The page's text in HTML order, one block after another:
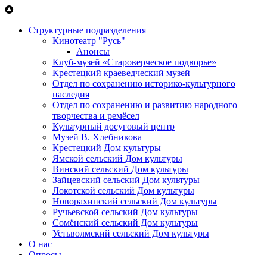
Перейти к основному содержанию
Структурные подразделения
Кинотеатр "Русь"
Анонсы
Клуб-музей «Староверческое подворье»
Крестецкий краеведческий музей
Отдел по сохранению историко-культурного
наследия
Отдел по сохранению и развитию народного
творчества и ремёсел
Культурный досуговый центр
Музей В. Хлебникова
Крестецкий Дом культуры
Ямской сельский Дом культуры
Винский сельский Дом культуры
Зайцевский сельский Дом культуры
Локотской сельский Дом культуры
Новорахинский сельский Дом культуры
Ручьевской сельский Дом культуры
Сомёнский сельский Дом культуры
Устьволмский сельский Дом культуры
О нас